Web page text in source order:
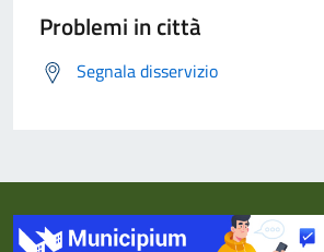
Problemi in città
Segnala disservizio